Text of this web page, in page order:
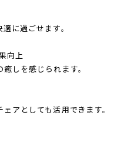
に過ごせます。
向上
しを感じられます。
アとしても活用できます。